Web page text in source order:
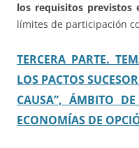
los requisitos previstos
límites de participación
TERCERA PARTE.
LOS PACTOS
CAUSA”, ÁMBITO
ECONOMÍAS DE